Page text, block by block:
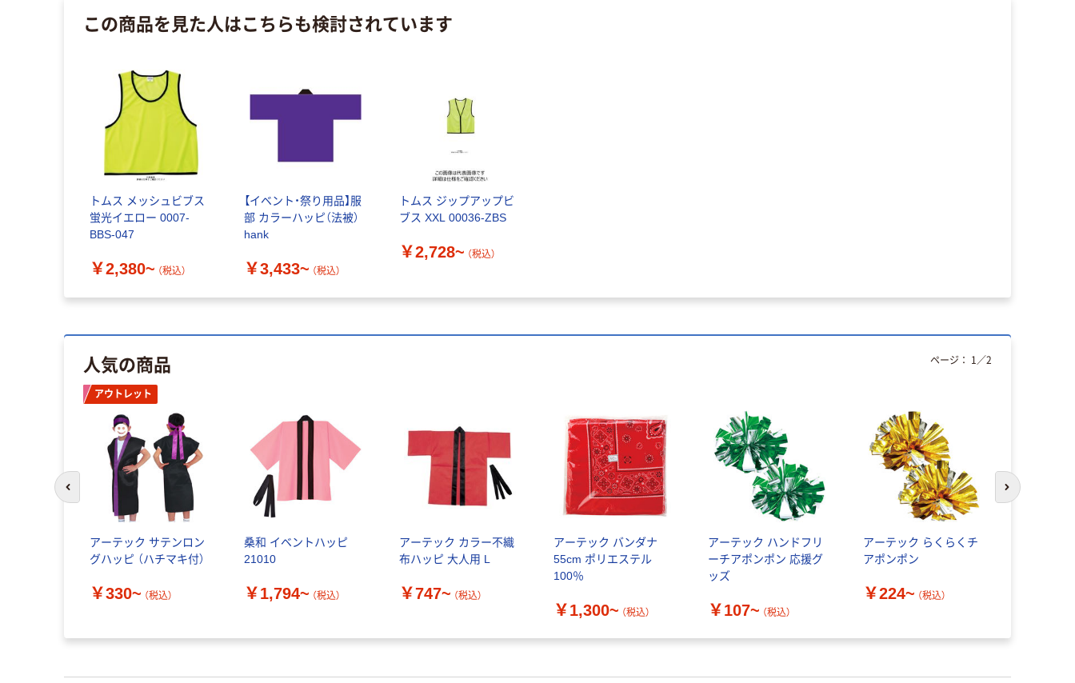
この商品を見た人はこちらも検討されています
トムス メッシュビブス
蛍光イエロー 0007-
BBS-047
￥2,380~ （税込）
【イベント・祭り用品】服
部 カラーハッピ（法被）
hank
￥3,433~ （税込）
トムス ジップアップビ
ブス XXL 00036-ZBS
￥2,728~ （税込）
人気の商品
アウトレット
アーテック サテンロン
グハッピ （ハチマキ付）
￥330~ （税込）
桑和 イベントハッピ
21010
￥1,794~ （税込）
アーテック カラー不織
布ハッピ 大人用 L
￥747~ （税込）
アーテック バンダナ
55cm ポリエステル
100％
￥1,300~ （税込）
アーテック ハンドフリ
ーチアポンポン 応援グ
ッズ
￥107~ （税込）
アーテック らくらくチ
アポンポン
￥224~ （税込）
ページ： 1 ／2
前のスライドへ 次のスライド